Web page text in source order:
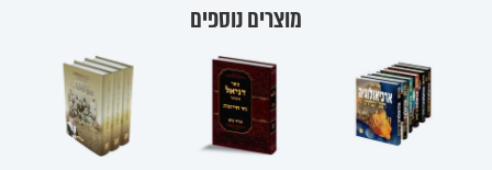
מוצרים נוספים